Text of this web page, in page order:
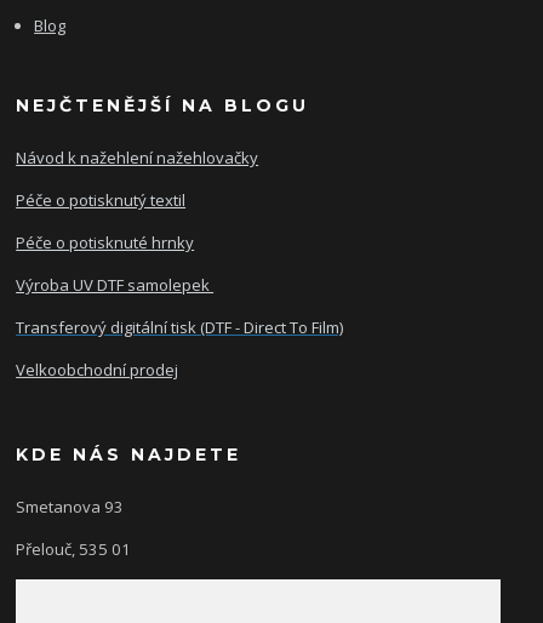
Blog
NEJČTENĚJŠÍ NA BLOGU
Návod k nažehlení nažehlovačky
Péče o potisknutý textil
Péče o potisknuté hrnky
Výroba UV DTF samolepek
Transferový digitální tisk (DTF - Direct To Film)
Velkoobchodní prodej
KDE NÁS NAJDETE
Smetanova 93
Přelouč, 535 01